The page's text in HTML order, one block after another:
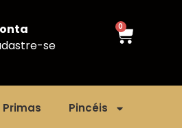
se
0
Pincéis